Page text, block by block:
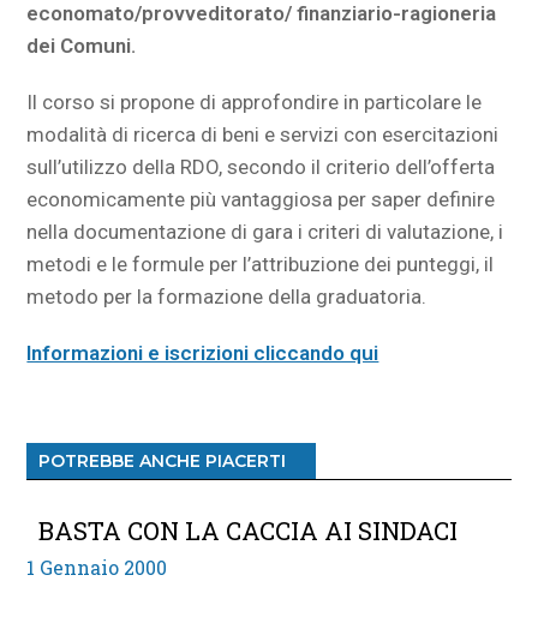
economato/provveditorato/ finanziario-ragioneria
dei Comuni.
Il corso si propone di approfondire in particolare le
modalità di ricerca di beni e servizi con esercitazioni
sull’utilizzo della RDO, secondo il criterio dell’offerta
economicamente più vantaggiosa per saper definire
nella documentazione di gara i criteri di valutazione, i
metodi e le formule per l’attribuzione dei punteggi, il
metodo per la formazione della graduatoria.
Informazioni e iscrizioni cliccando qui
POTREBBE ANCHE PIACERTI
BASTA CON LA CACCIA AI SINDACI
1 Gennaio 2000